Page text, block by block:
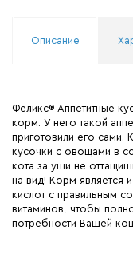
Описание
Феликс® Аппетитные
корм. У него такой
приготовили его сами.
кусочки с овощами в
кота за уши не
на вид! Корм является
кислот с правильным
витаминов, чтобы
потребности Вашей